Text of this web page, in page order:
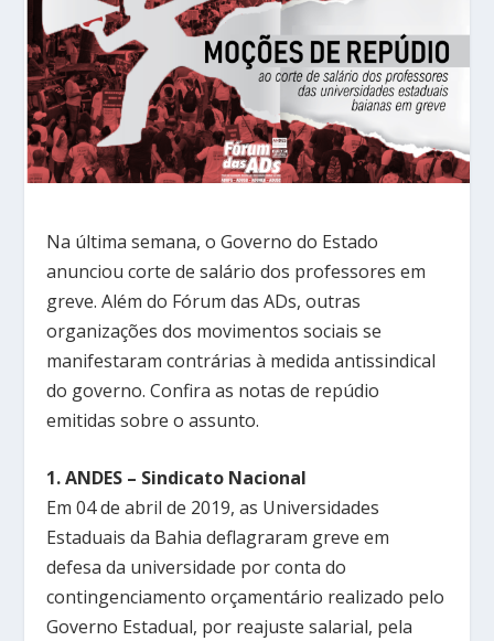
Na última semana, o Governo do Estado
anunciou corte de salário dos professores em
greve. Além do Fórum das ADs, outras
organizações dos movimentos sociais se
manifestaram contrárias à medida antissindical
do governo. Confira as notas de repúdio
emitidas sobre o assunto.
1. ANDES – Sindicato Nacional
Em 04 de abril de 2019, as Universidades
Estaduais da Bahia deflagraram greve em
defesa da universidade por conta do
contingenciamento orçamentário realizado pelo
Governo Estadual, por reajuste salarial, pela